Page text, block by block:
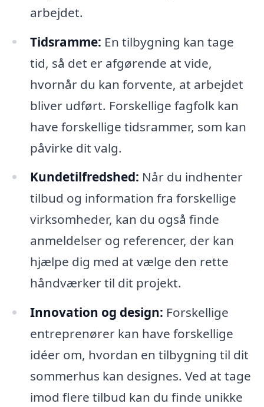
arbejdet.
Tidsramme: En tilbygning kan tage
tid, så det er afgørende at vide,
hvornår du kan forvente, at arbejdet
bliver udført. Forskellige fagfolk kan
have forskellige tidsrammer, som kan
påvirke dit valg.
Kundetilfredshed: Når du indhenter
tilbud og information fra forskellige
virksomheder, kan du også finde
anmeldelser og referencer, der kan
hjælpe dig med at vælge den rette
håndværker til dit projekt.
Innovation og design: Forskellige
entreprenører kan have forskellige
idéer om, hvordan en tilbygning til dit
sommerhus kan designes. Ved at tage
imod flere tilbud kan du finde unikke